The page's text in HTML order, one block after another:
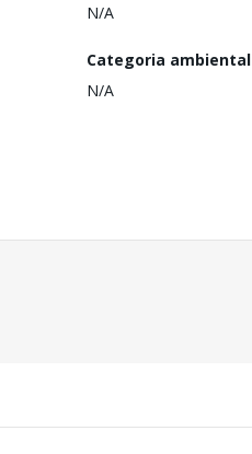
N/A
Categoria ambiental
N/A